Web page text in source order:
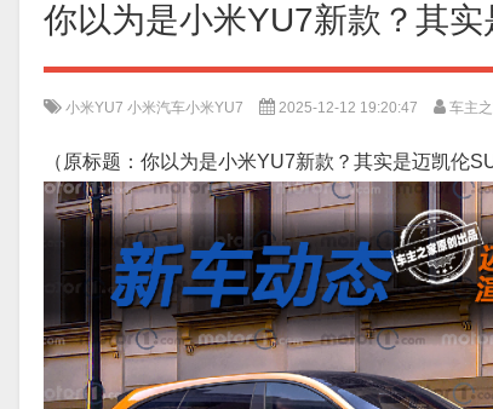
你以为是小米YU7新款？其实
小米YU7 小米汽车小米YU7 2025-12-12 19:20:47 车主
（原标题：你以为是小米YU7新款？其实是迈凯伦